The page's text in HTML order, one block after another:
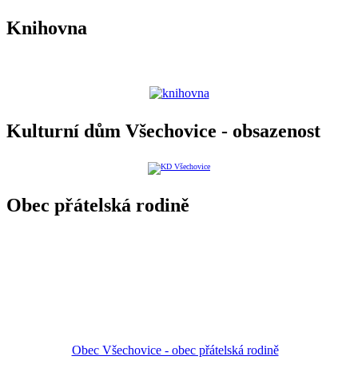
Knihovna
Kulturní dům Všechovice - obsazenost
Obec přátelská rodině
Obec Všechovice - obec přátelská rodině